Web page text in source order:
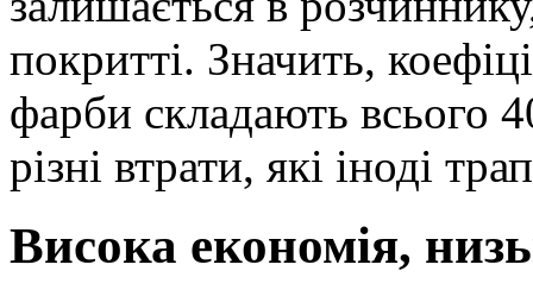
покритті. Значить,
фарби складають всього
різні втрати, які іноді
Висока економія,